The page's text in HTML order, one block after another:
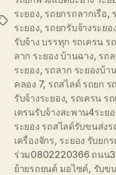
ระยอง, รถยกรถลากเรือ,
ระยอง, รถยกรับจ้างระยอ
รับจ้าง บรรทุก รถเครน ร
ลาก ระยอง บ้านฉาง, รถ
ระยอง, รถลาก ระยองบ้
คลอง 7, รถสไลด์ รถยก
รับจ้างระยอง, รถเครน ร
เครนรับจ้างสะพาน4ระย
ระยอง รถสไลด์รับขนส่ง
เครื่องจักร, ระยอง รับยกร
ร่วม0802220366 ถนน
ย้ายรถยนต์ มอไซค์, รับข